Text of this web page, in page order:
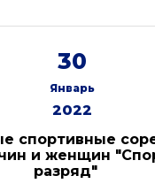
30
Январь
2022
спортивные
и женщин
разряд"